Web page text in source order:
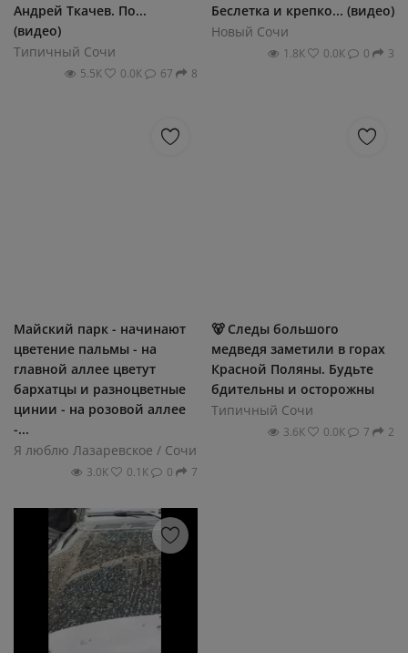
Андрей Ткачев. По...
(видео)
Типичный Сочи
5.5К 0.0К 67 8
Беслетка и крепко... (видео)
Новый Сочи
1.8К 0.0К 0 3
Майский парк - начинают
цветение пальмы - на
главной аллее цветут
бархатцы и разноцветные
цинии - на розовой аллее
-...
Я люблю Лазаревское / Сочи
3.0К 0.1К 0 7
🐻 Следы большого
медведя заметили в горах
Красной Поляны. Будьте
бдительны и осторожны
Типичный Сочи
3.6К 0.0К 7 2